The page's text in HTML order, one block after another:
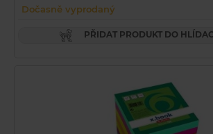
Dočasně vyprodaný
PŘIDAT PRODUKT DO